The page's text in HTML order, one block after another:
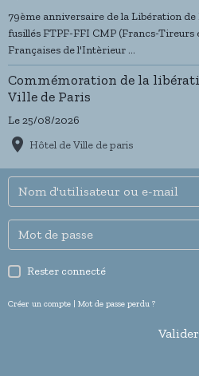
79ème anniversaire de la Libération
fusillés FTPF-FFI CMP (Francs-
Françaises de l'Intèrieur ...
Commémoration de la
Ville de Paris
Le 25/08/2026
Hôtel de Ville de paris
Rester connecté
Créer un compte | Mot de passe perdu ?
Valider